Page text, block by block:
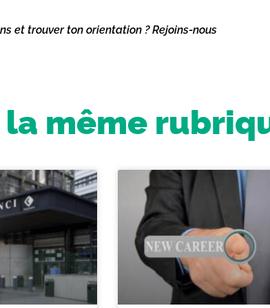
et trouver ton orientation ? Rejoins-nous
la même